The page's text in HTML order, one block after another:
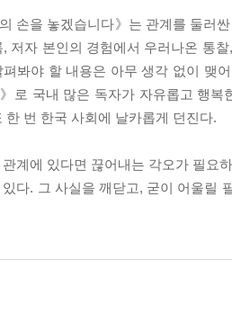
의 손을 놓겠습니다》는 관계를 둘러
, 저자 본인의 경험에서 우러나온 통
펴봐야 할 내용은 아무 생각 없이 맺
로 국내 많은 독자가 자유롭고 행
한 번 한국 사회에 날카롭게 던진다.
계에 있다면 끊어내는 각오가 필요
있다. 그 사실을 깨닫고, 굳이 어울릴